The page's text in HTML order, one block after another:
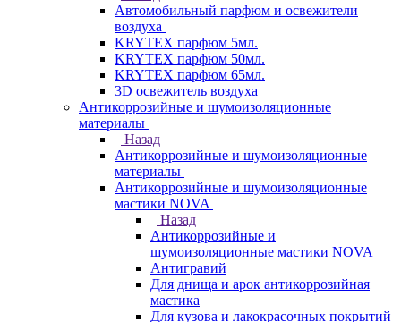
Автомобильный парфюм и освежители
воздуха
KRYTEX парфюм 5мл.
KRYTEX парфюм 50мл.
KRYTEX парфюм 65мл.
3D освежитель воздуха
Антикоррозийные и шумоизоляционные
материалы
Назад
Антикоррозийные и шумоизоляционные
материалы
Антикоррозийные и шумоизоляционные
мастики NOVA
Назад
Антикоррозийные и
шумоизоляционные мастики NOVA
Антигравий
Для днища и арок антикоррозийная
мастика
Для кузова и лакокрасочных покрытий